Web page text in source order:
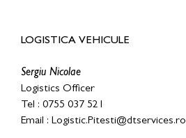
LOGISTICA VEHICULE
Sergiu Nicolae
Logistics Officer
Tel : 0755 037 521
Email : Logistic.Pitesti@dtservices.ro